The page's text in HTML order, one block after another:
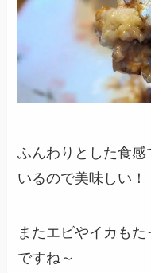
ふんわりとした食
いるので美味しい！
またエビやイカも
ですね～